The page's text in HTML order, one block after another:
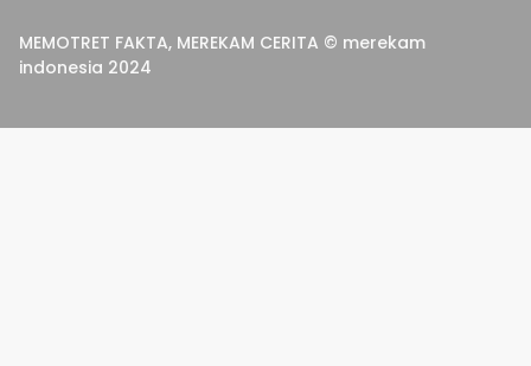
MEMOTRET FAKTA, MEREKAM CERITA © merekam
indonesia 2024